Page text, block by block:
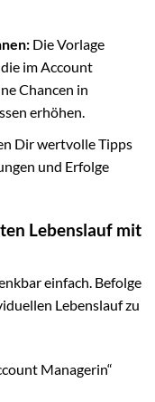
Die Vorlage
im Account
Chancen in
erhöhen.
Dir wertvolle Tipps
und Erfolge
Lebenslauf mit
einfach. Befolge
Lebenslauf zu
Managerin“